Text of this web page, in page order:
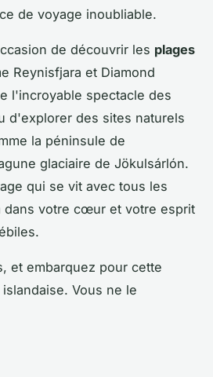
de voyage inoubliable.
de découvrir les plages
Reynisfjara et Diamond
l'incroyable spectacle des
d'explorer des sites naturels
la péninsule de
glaciaire de Jökulsárlón.
qui se vit avec tous les
dans votre cœur et votre esprit
et embarquez pour cette
Vous ne le